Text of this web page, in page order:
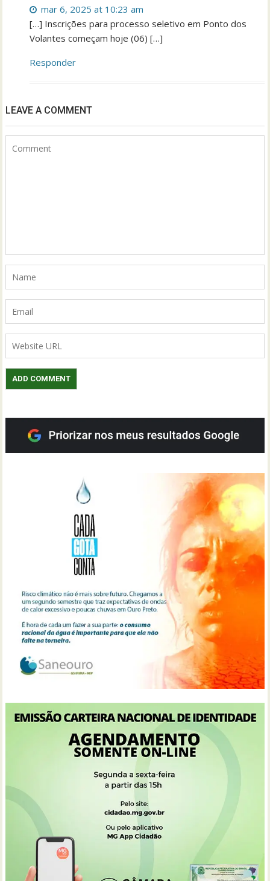
mar 6, 2025 at 10:23 am
[…] Inscrições para processo seletivo em Ponto dos
Volantes começam hoje (06) […]
Responder
LEAVE A COMMENT